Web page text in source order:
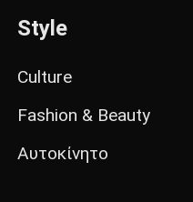
Style
Culture
Fashion & Beauty
Αυτοκίνητο